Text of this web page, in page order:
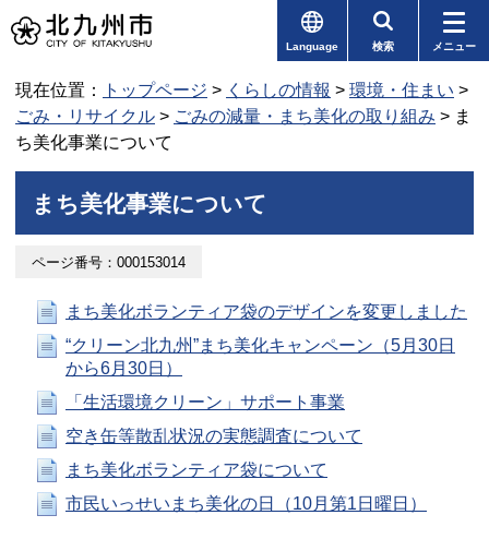
Language 検索 メニュー
現在位置： トップページ > くらしの情報 > 環境・住まい >
ごみ・リサイクル > ごみの減量・まち美化の取り組み > ま
ち美化事業について
まち美化事業について
ページ番号：000153014
まち美化ボランティア袋のデザインを変更しました
“クリーン北九州”まち美化キャンペーン（5月30日
から6月30日）
「生活環境クリーン」サポート事業
空き缶等散乱状況の実態調査について
まち美化ボランティア袋について
市民いっせいまち美化の日（10月第1日曜日）